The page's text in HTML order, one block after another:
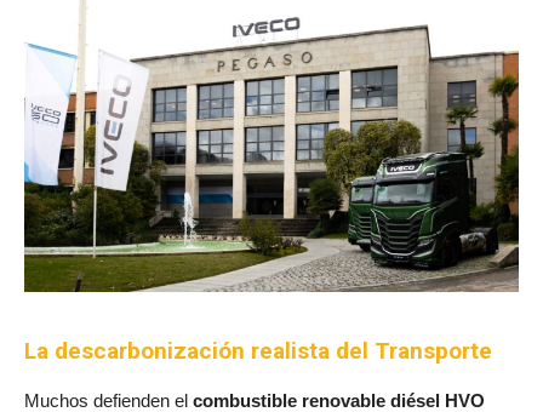
La descarbonización realista del Transporte
Muchos defienden el combustible renovable diésel HVO